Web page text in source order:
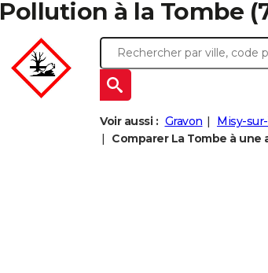
Pollution à la Tombe
Voir aussi : Gravon Misy-
Comparer La Tombe à une